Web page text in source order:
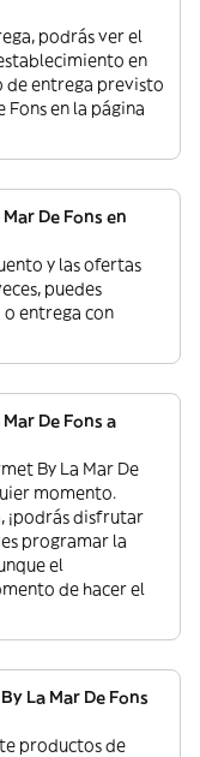
podrás ver el
en
de entrega previsto
en la página
De Fons en
y las ofertas
puedes
o entrega con
De Fons a
By La Mar De
momento.
¡podrás disfrutar
programar la
el
de hacer el
La Mar De Fons
productos de